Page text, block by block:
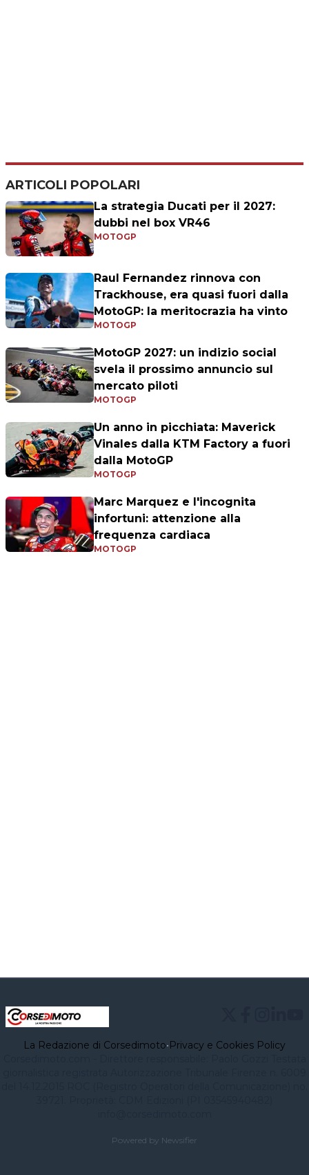
ARTICOLI POPOLARI
La strategia Ducati per il 2027:
dubbi nel box VR46
MOTOGP
Raul Fernandez rinnova con
Trackhouse, era quasi fuori dalla
MotoGP: la meritocrazia ha vinto
MOTOGP
MotoGP 2027: un indizio social
svela il prossimo annuncio sul
mercato piloti
MOTOGP
Un anno in picchiata: Maverick
Vinales dalla KTM Factory a fuori
dalla MotoGP
MOTOGP
Marc Marquez e l'incognita
infortuni: attenzione alla
frequenza cardiaca
MOTOGP
La Redazione di Corsedimoto•Privacy e Cookies Policy
Powered by Newsifier